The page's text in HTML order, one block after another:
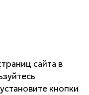
сайта в
кнопки